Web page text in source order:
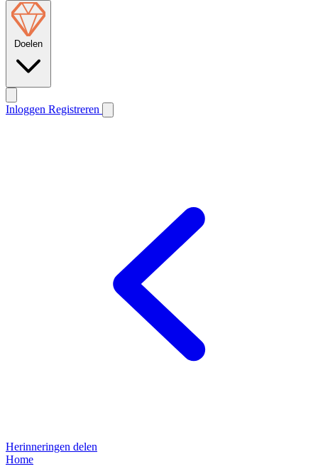
Doelen
Inloggen Registreren
Herinneringen delen
Home